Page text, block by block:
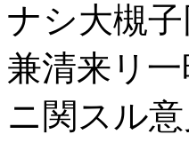
ナシ大槻
兼清来リ
ニ関スル